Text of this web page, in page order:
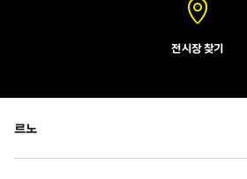
전시장 찾기
르노